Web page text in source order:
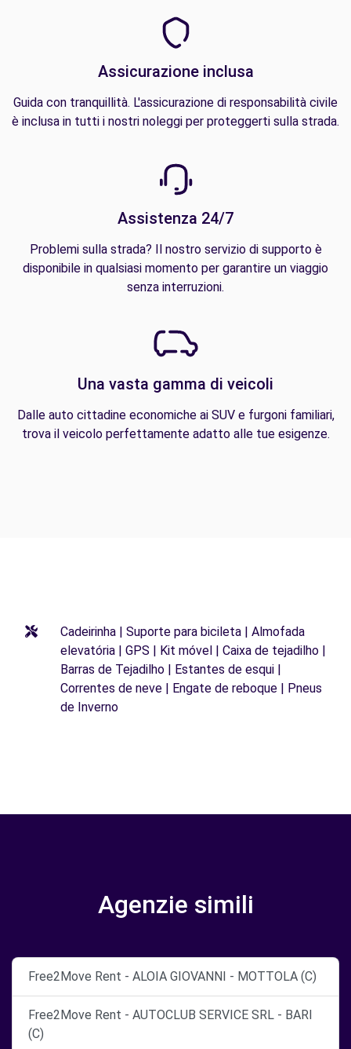
Assicurazione inclusa
Guida con tranquillità. L'assicurazione di responsabilità civile
è inclusa in tutti i nostri noleggi per proteggerti sulla strada.
Assistenza 24/7
Problemi sulla strada? Il nostro servizio di supporto è
disponibile in qualsiasi momento per garantire un viaggio
senza interruzioni.
Una vasta gamma di veicoli
Dalle auto cittadine economiche ai SUV e furgoni familiari,
trova il veicolo perfettamente adatto alle tue esigenze.
Cadeirinha | Suporte para bicileta | Almofada
elevatória | GPS | Kit móvel | Caixa de tejadilho |
Barras de Tejadilho | Estantes de esqui |
Correntes de neve | Engate de reboque | Pneus
de Inverno
Agenzie simili
Free2Move Rent - ALOIA GIOVANNI - MOTTOLA (C)
Free2Move Rent - AUTOCLUB SERVICE SRL - BARI
(C)